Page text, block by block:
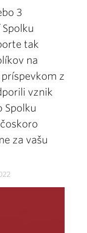
3
tak
na
z
vznik
Spolku
za vašu